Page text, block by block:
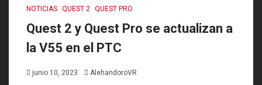
NOTICIAS QUEST 2 QUEST PRO
Quest 2 y Quest Pro se actualizan a
la V55 en el PTC
junio 10, 2023 AlehandoroVR